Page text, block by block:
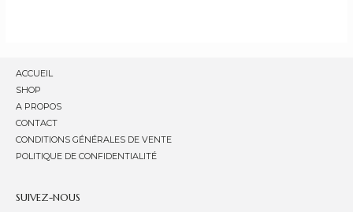
ACCUEIL
SHOP
A PROPOS
CONTACT
CONDITIONS GÉNÉRALES DE VENTE
POLITIQUE DE CONFIDENTIALITÉ
SUIVEZ-NOUS